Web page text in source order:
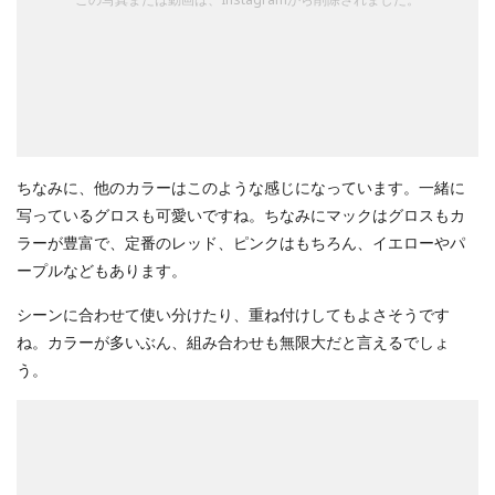
ちなみに、他のカラーはこのような感じになっています。一緒に
写っているグロスも可愛いですね。ちなみにマックはグロスもカ
ラーが豊富で、定番のレッド、ピンクはもちろん、イエローやパ
ープルなどもあります。
シーンに合わせて使い分けたり、重ね付けしてもよさそうです
ね。カラーが多いぶん、組み合わせも無限大だと言えるでしょ
う。